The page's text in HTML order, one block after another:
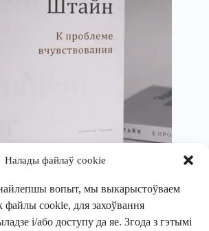
Налады файлаў cookie
вопыт, мы выкарыстоўваем
файлы cookie, для захоўвання
і/або доступу да яе. Згода з гэтымі
Эдит Штайн